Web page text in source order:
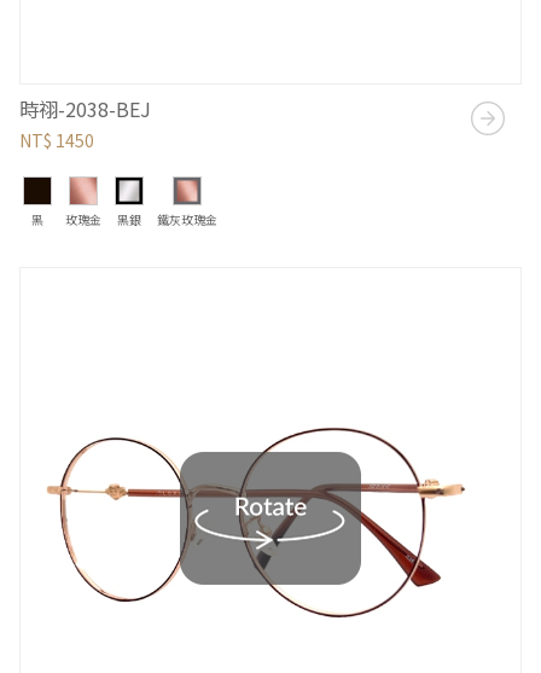
時祤-2038-BEJ
NT$ 1450
黑 玫瑰金 黑銀 鐵灰玫瑰金